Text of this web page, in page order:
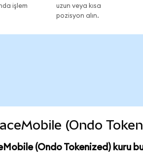
işlem
uzun veya kısa
pozisyon alın.
(Ondo
(Ondo Tokenized) kuru